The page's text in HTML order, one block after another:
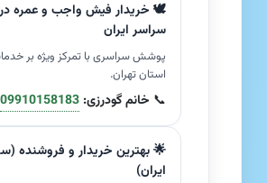
🕊️ خریدار فیش واجب و عمره در
سراسر ایران
پوشش سراسری با تمرکز ویژه بر
استان تهران.
📞 خانم گودرزی: 09910158183
🌟 بهترین خریدار و فروشنده
ایران)